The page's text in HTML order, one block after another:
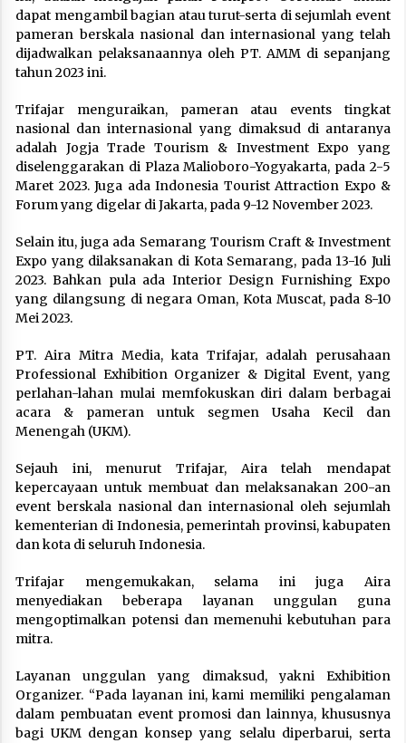
dapat mengambil bagian atau turut-serta di sejumlah event
pameran berskala nasional dan internasional yang telah
dijadwalkan pelaksanaannya oleh PT. AMM di sepanjang
tahun 2023 ini.
Trifajar menguraikan, pameran atau events tingkat
nasional dan internasional yang dimaksud di antaranya
adalah Jogja Trade Tourism & Investment Expo yang
diselenggarakan di Plaza Malioboro-Yogyakarta, pada 2-5
Maret 2023. Juga ada Indonesia Tourist Attraction Expo &
Forum yang digelar di Jakarta, pada 9-12 November 2023.
Selain itu, juga ada Semarang Tourism Craft & Investment
Expo yang dilaksanakan di Kota Semarang, pada 13-16 Juli
2023. Bahkan pula ada Interior Design Furnishing Expo
yang dilangsung di negara Oman, Kota Muscat, pada 8-10
Mei 2023.
PT. Aira Mitra Media, kata Trifajar, adalah perusahaan
Professional Exhibition Organizer & Digital Event, yang
perlahan-lahan mulai memfokuskan diri dalam berbagai
acara & pameran untuk segmen Usaha Kecil dan
Menengah (UKM).
Sejauh ini, menurut Trifajar, Aira telah mendapat
kepercayaan untuk membuat dan melaksanakan 200-an
event berskala nasional dan internasional oleh sejumlah
kementerian di Indonesia, pemerintah provinsi, kabupaten
dan kota di seluruh Indonesia.
Trifajar mengemukakan, selama ini juga Aira
menyediakan beberapa layanan unggulan guna
mengoptimalkan potensi dan memenuhi kebutuhan para
mitra.
Layanan unggulan yang dimaksud, yakni Exhibition
Organizer. “Pada layanan ini, kami memiliki pengalaman
dalam pembuatan event promosi dan lainnya, khususnya
bagi UKM dengan konsep yang selalu diperbarui, serta